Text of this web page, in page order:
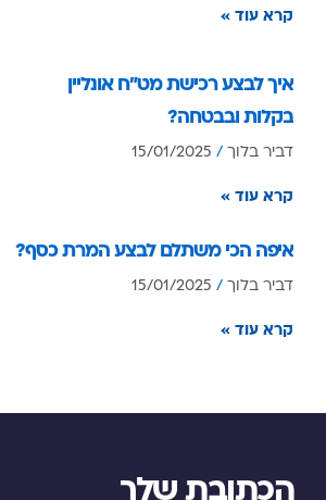
קרא עוד »
איך לבצע רכישת מט”ח אונליין
בקלות ובבטחה?
דביר בלוך
קרא עוד »
איפה הכי משתלם לבצע המרת כסף?
דביר בלוך
קרא עוד »
הכתובת שלך